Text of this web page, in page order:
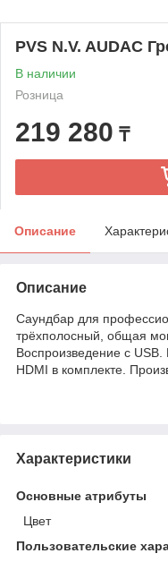
PVS N.V. AUDAC
В наличии
Розница
219 280 ₸
Описание
Описание
Саундбар для
трёхполосный, общая
Воспроизведение с
HDMI в комплекте.
Характеристики
Основные атрибуты
Цвет
Пользовательские